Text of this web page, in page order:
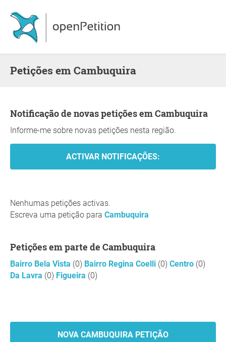
Petições em Cambuquira
Notificação de novas petições em Cambuquira
Informe-me sobre novas petições nesta região.
Nenhumas petições activas.
Escreva uma petição para Cambuquira
Petições em parte de Cambuquira
Bairro Bela Vista (0) Bairro Regina Coelli (0) Centro (0)
Da Lavra (0) Figueira (0)
NOVA CAMBUQUIRA PETIÇÃO